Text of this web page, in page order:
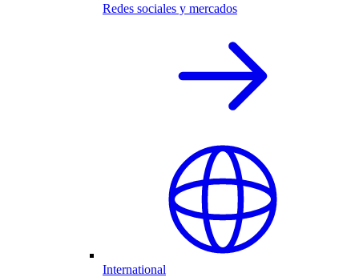
Redes sociales y mercados
International